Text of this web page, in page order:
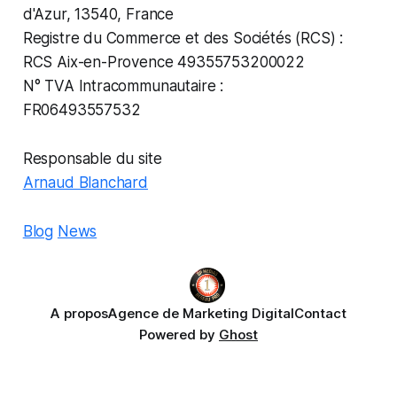
d'Azur, 13540, France
Registre du Commerce et des Sociétés (RCS) :
RCS Aix-en-Provence 49355753200022
N° TVA Intracommunautaire :
FR06493557532
Responsable du site
Arnaud Blanchard
Blog News
A proposAgence de Marketing DigitalContact
Powered by Ghost